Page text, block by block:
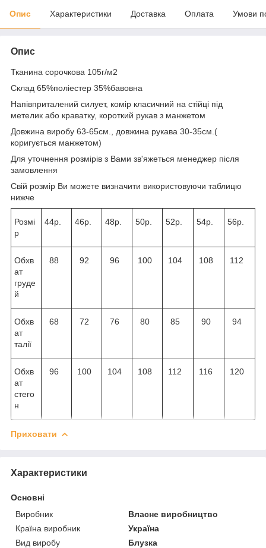
Опис Характеристики Доставка Оплата Умови
Опис
Тканина сорочкова 105г/м2
Склад 65%поліестер 35%бавовна
Напівприталений силует, комір класичний на стійці під
метелик або краватку, короткий рукав з манжетом
Довжина виробу 63-65см., довжина рукава 30-35см.(
коригується манжетом)
Для уточнення розмірів з Вами зв'яжеться менеджер після
замовлення
Свій розмір Ви можете визначити використовуючи таблицю
нижче
Розмі
р
44р. 46р. 48р. 50р. 52р. 54р. 56р.
Обхв
ат
груде
й
88 92 96 100 104 108 112
Обхв
ат
талії
68 72 76 80 85 90 94
Обхв
ат
стего
н
96 100 104 108 112 116 120
Приховати
Характеристики
Основні
Виробник
Власне виробництво
Країна виробник
Україна
Вид виробу
Блузка